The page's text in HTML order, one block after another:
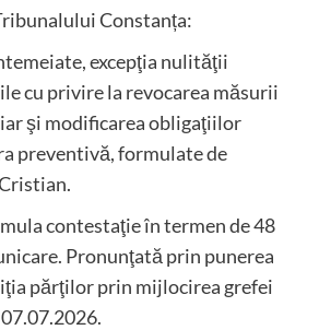
Constanța:
excepţia nulităţii
cu privire la revocarea măsurii
şi modificarea obligaţiilor
preventivă, formulate de
contestaţie în termen de 48
Pronunţată prin punerea
părţilor prin mijlocirea grefei